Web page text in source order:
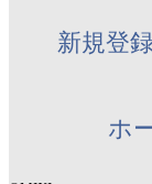
新規登
ホ